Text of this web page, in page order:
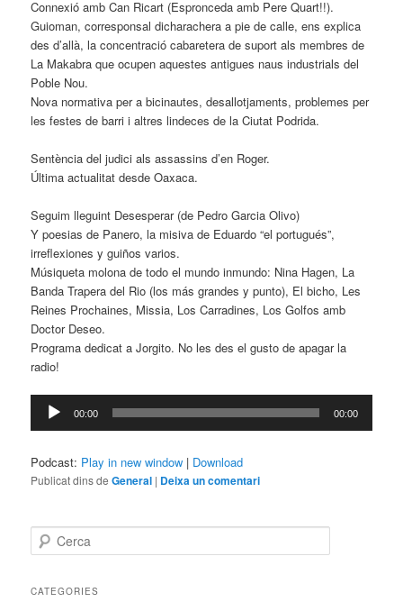
Connexió amb Can Ricart (Espronceda amb Pere Quart!!).
Guioman, corresponsal dicharachera a pie de calle, ens explica
des d’allà, la concentració cabaretera de suport als membres de
La Makabra que ocupen aquestes antigues naus industrials del
Poble Nou.
Nova normativa per a bicinautes, desallotjaments, problemes per
les festes de barri i altres lindeces de la Ciutat Podrida.
Sentència del judici als assassins d’en Roger.
Última actualitat desde Oaxaca.
Seguim lleguint Desesperar (de Pedro Garcia Olivo)
Y poesias de Panero, la misiva de Eduardo “el portugués”,
irreflexiones y guiños varios.
Músiqueta molona de todo el mundo inmundo: Nina Hagen, La
Banda Trapera del Rio (los más grandes y punto), El bicho, Les
Reines Prochaines, Missia, Los Carradines, Los Golfos amb
Doctor Deseo.
Programa dedicat a Jorgito. No les des el gusto de apagar la
radio!
Reproductor
d'àudio
00:00 00:00
Podcast: Play in new window | Download
Publicat dins de General | Deixa un comentari
e
c
CATEGORIES